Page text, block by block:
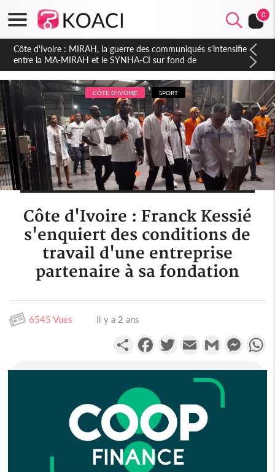
0
Côte d'Ivoire : Indépendance 2026, Thiam plaide pour un
environnement démocratique plus apaisé
CÔTE D'IVOIRE SPORT
Côte d'Ivoire : Franck Kessié
s'enquiert des conditions de
travail d'une entreprise
partenaire à sa fondation
6545 Vues Il y a 2 ans
PartagerFacebookTwitterEmail Gmail